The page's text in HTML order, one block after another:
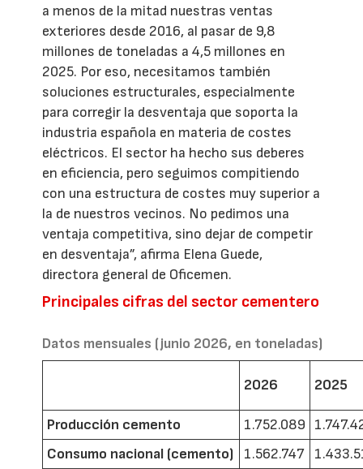
a menos de la mitad nuestras ventas
exteriores desde 2016, al pasar de 9,8
millones de toneladas a 4,5 millones en
2025. Por eso, necesitamos también
soluciones estructurales, especialmente
para corregir la desventaja que soporta la
industria española en materia de costes
eléctricos. El sector ha hecho sus deberes
en eficiencia, pero seguimos compitiendo
con una estructura de costes muy superior a
la de nuestros vecinos. No pedimos una
ventaja competitiva, sino dejar de competir
en desventaja”, afirma Elena Guede,
directora general de Oficemen.
Principales cifras del sector cementero
Datos mensuales (junio 2026, en toneladas)
2026 2025
Producción cemento 1.752.089
Consumo nacional (cemento)
1.562.747